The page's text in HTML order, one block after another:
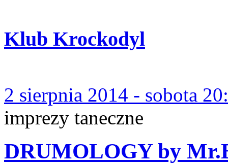
Klub Krockodyl
2 sierpnia 2014 - sobota
imprezy taneczne
DRUMOLOGY by